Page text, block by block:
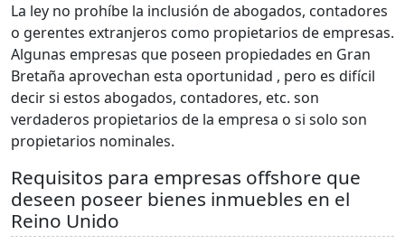
La ley no prohíbe la inclusión de abogados, contadores
o gerentes extranjeros como propietarios de empresas.
Algunas empresas que poseen propiedades en Gran
Bretaña aprovechan esta oportunidad , pero es difícil
decir si estos abogados, contadores, etc. son
verdaderos propietarios de la empresa o si solo son
propietarios nominales.
Requisitos para empresas offshore que
deseen poseer bienes inmuebles en el
Reino Unido